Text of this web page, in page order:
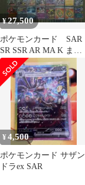
¥27,500
ポケモンカード SAR
SR SSR AR MA K まと
め売り
¥4,500
ポケモンカード サザン
ドラex SAR